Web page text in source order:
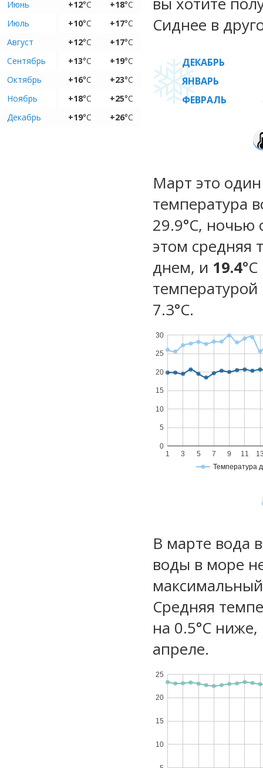
Июнь
+12°C +18°C
Июль
+10°C +17°C
Август
+12°C +17°C
Сентябрь
+13°C +19°C
Октябрь
+16°C +23°C
Ноябрь
+18°C +25°C
Декабрь
+19°C +26°C
Сиднее в
ДЕКАБРЬ
ЯНВАРЬ
ФЕВРАЛЬ
Март это
температура
29.9°C, ночью
этом средняя
днем, и 19.4
температурой
7.3°С.
Температура
1 3 5 7 9 11
0
5
10
15
20
25
30
В марте вода
воды в море
максимальный
Средняя
на 0.5°C
апреле.
10
15
20
25